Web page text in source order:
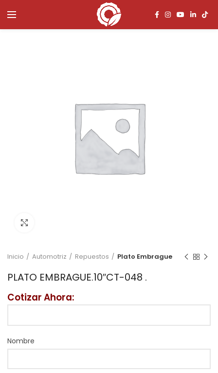
Inicio Automotriz Repuestos Plato Embrague
PLATO EMBRAGUE.10″CT-048 .
Cotizar Ahora:
Nombre